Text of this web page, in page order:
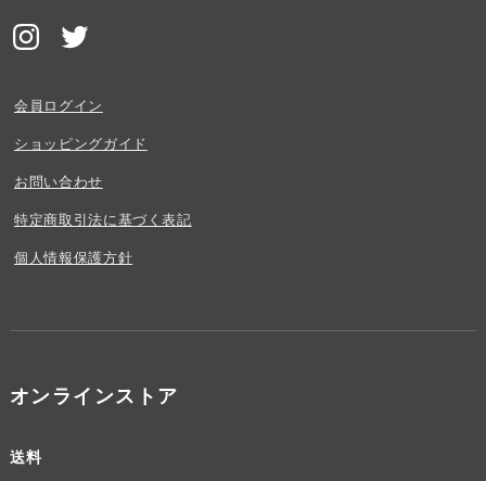
会員ログイン
ショッピングガイド
お問い合わせ
特定商取引法に基づく表記
個人情報保護方針
オンラインストア
送料